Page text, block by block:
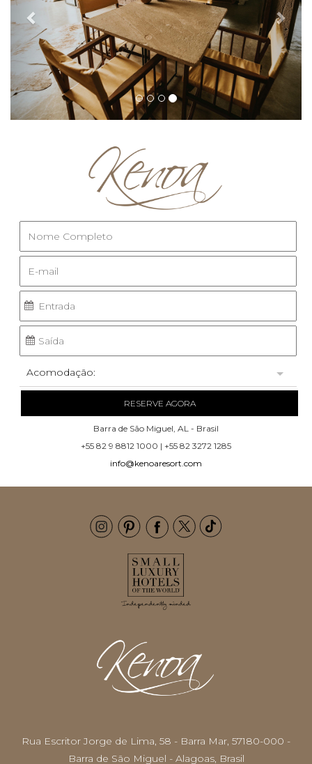
Acomodação:
RESERVE AGORA
Barra de São Miguel, AL - Brasil
+55 82 9 8812 1000 | +55 82 3272 1285
info@kenoaresort.com
Rua Escritor Jorge de Lima, 58 - Barra Mar, 57180-000 -
Barra de São Miguel - Alagoas, Brasil